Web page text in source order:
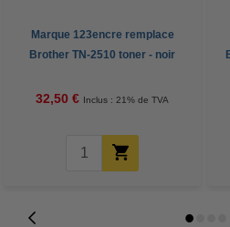
Marque 123encre remplace
Brother TN-2510 toner - noir
32,50 € Inclus : 21% de TVA